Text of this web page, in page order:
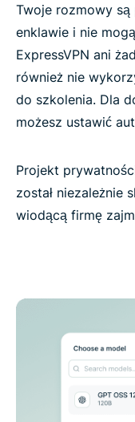
Twoje rozmowy
enklawie i nie
ExpressVPN ani
również nie
do szkolenia. Dla
możesz ustawić
Projekt
został niezależnie
wiodącą firmę